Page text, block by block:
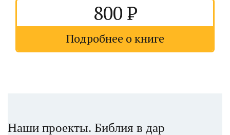
800
Подробнее о книге
Наши проекты. Библия в дар